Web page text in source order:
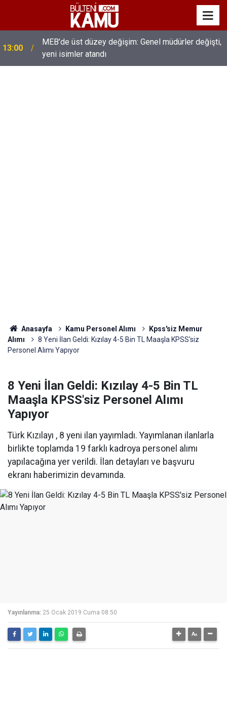
13:00
MEB’de üst düzey değişim: Genel müdürler değişti,
yeni isimler atandı
Anasayfa Kamu Personel Alımı
Kpss'siz Memur
Alımı
8 Yeni İlan Geldi: Kızılay 4-5 Bin TL Maaşla KPSS'siz
Personel Alımı Yapıyor
8 Yeni İlan Geldi: Kızılay 4-5 Bin TL
Maaşla KPSS'siz Personel Alımı
Yapıyor
Türk Kızılayı , 8 yeni ilan yayımladı. Yayımlanan ilanlarla
birlikte toplamda 19 farklı kadroya personel alımı
yapılacağına yer verildi. İlan detayları ve başvuru
ekranı haberimizin devamında.
Yayınlanma: 25 Ocak 2019 Cuma 08:50